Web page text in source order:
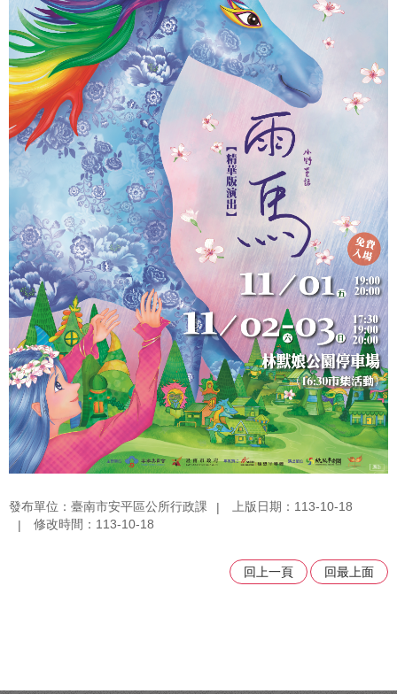
發布單位：臺南市安平區公所行政課
上版日期：113-10-18
修改時間：113-10-18
回上一頁 回最上面